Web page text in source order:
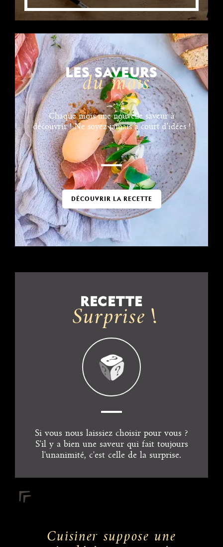
LES SAVEURS
du mois
Chaque mois une nouvelle saveur à
découvrir ! Ne soyez jamais à court d’idées !
DÉCOUVRIR LA RECETTE
RECETTE
Surprise !
Si vous nous laissiez choisir pour vous ?
S'il y a bien une saveur qui fait toujours
l'unanimité, c'est celle de la surprise.
Cuisiner suppose une